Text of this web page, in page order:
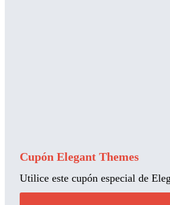
Cupón Elegant Themes
Utilice este cupón especial de